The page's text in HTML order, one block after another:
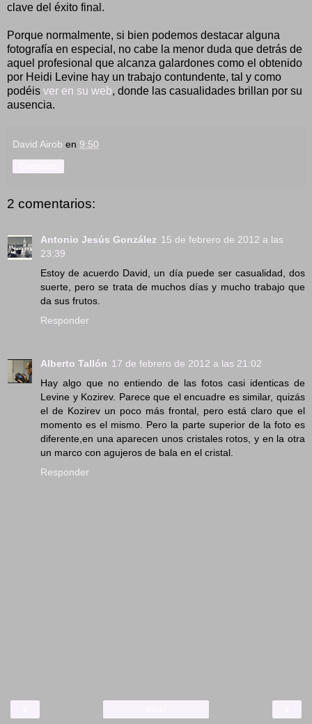
clave del éxito final.
Porque normalmente, si bien podemos destacar alguna
fotografía en especial, no cabe la menor duda que detrás de
aquel profesional que alcanza galardones como el obtenido
por Heidi Levine hay un trabajo contundente, tal y como
podéis ver en su web, donde las casualidades brillan por su
ausencia.
David Airob en 9:50
2 comentarios:
Antonio Jesús González 15 de febrero de 2012 a las
23:39
Estoy de acuerdo David, un día puede ser casualidad, dos
suerte, pero se trata de muchos días y mucho trabajo que
da sus frutos.
Responder
Alberto Tallón 17 de febrero de 2012 a las 21:02
Hay algo que no entiendo de las fotos casi identicas de
Levine y Kozirev. Parece que el encuadre es similar, quizás
el de Kozirev un poco más frontal, pero está claro que el
momento es el mismo. Pero la parte superior de la foto es
diferente,en una aparecen unos cristales rotos, y en la otra
un marco con agujeros de bala en el cristal.
Responder